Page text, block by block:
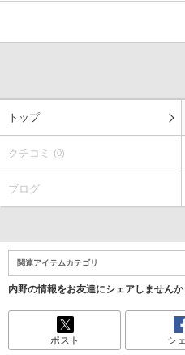
トップ
クチコミ (0)
ブログ
関連アイテムカテゴリ
内野の情報をお友達にシェアしませんか
ポスト シ